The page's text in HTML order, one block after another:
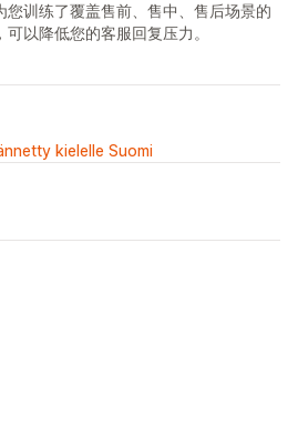
您训练了覆盖售前、售中、售后场景的
以降低您的客服回复压力。
kielelle Suomi